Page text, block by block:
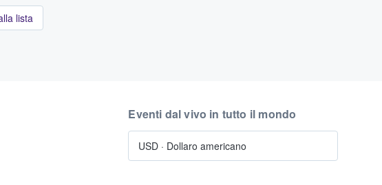
lista
Eventi dal vivo in tutto il mondo
USD · Dollaro americano